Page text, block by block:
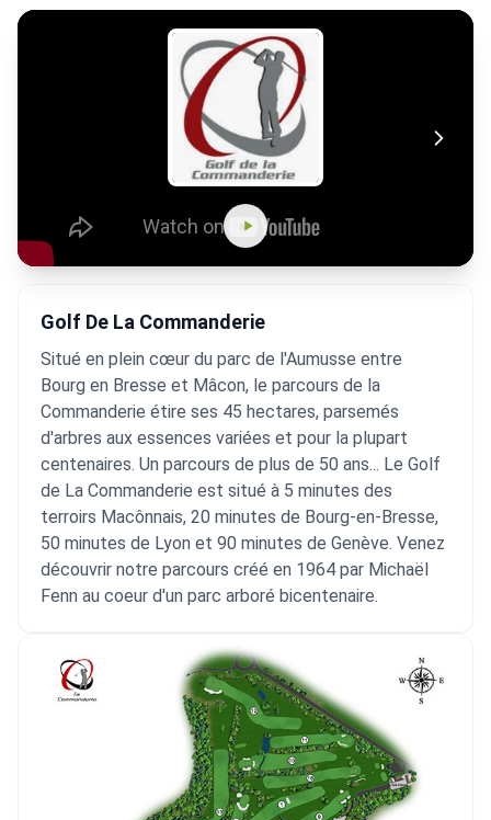
Golf De La Commanderie
Situé en plein cœur du parc de l'Aumusse entre
Bourg en Bresse et Mâcon, le parcours de la
Commanderie étire ses 45 hectares, parsemés
d'arbres aux essences variées et pour la plupart
centenaires. Un parcours de plus de 50 ans... Le Golf
de La Commanderie est situé à 5 minutes des
terroirs Macônnais, 20 minutes de Bourg-en-Bresse,
50 minutes de Lyon et 90 minutes de Genève. Venez
découvrir notre parcours créé en 1964 par Michaël
Fenn au coeur d'un parc arboré bicentenaire.